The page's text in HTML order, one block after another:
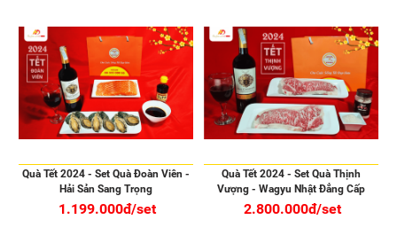
Quà Tết 2024 - Set Quà Đoàn Viên -
Hải Sản Sang Trọng
1.199.000đ/set
Quà Tết 2024 - Set Quà Thịnh
Vượng - Wagyu Nhật Đẳng Cấp
2.800.000đ/set